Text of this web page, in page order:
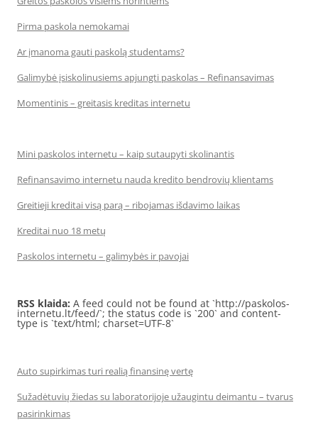
Pirma paskola nemokamai
Ar įmanoma gauti paskolą studentams?
Galimybė įsiskolinusiems apjungti paskolas – Refinansavimas
Momentinis – greitasis kreditas internetu
Mini paskolos internetu – kaip sutaupyti skolinantis
Refinansavimo internetu nauda kredito bendrovių klientams
Greitieji kreditai visą parą – ribojamas išdavimo laikas
Kreditai nuo 18 metų
Paskolos internetu – galimybės ir pavojai
RSS klaida: A feed could not be found at `http://paskolos-
internetu.lt/feed/`; the status code is `200` and content-
type is `text/html; charset=UTF-8`
Auto supirkimas turi realią finansinę vertę
Sužadėtuvių žiedas su laboratorijoje užaugintu deimantu – tvarus
pasirinkimas